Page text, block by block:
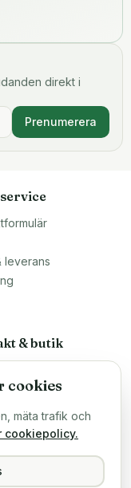
direkt i
Prenumerera
leverans
& butik
Sverige
10–16
→
cookies
mäta trafik och
cookiepolicy.